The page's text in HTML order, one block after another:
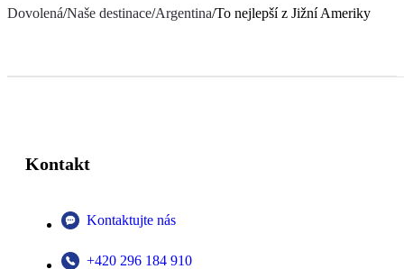
Dovolená/Naše destinace/Argentina/To nejlepší z Jižní Ameriky
Kontakt
Kontaktujte nás
+420 296 184 910